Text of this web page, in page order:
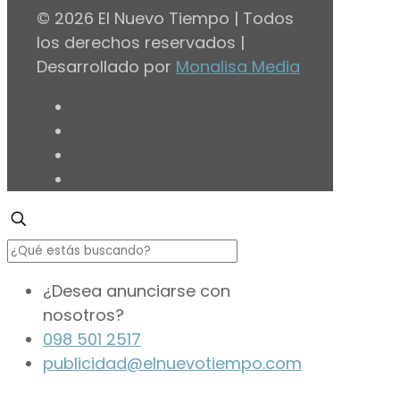
© 2026 El Nuevo Tiempo | Todos
los derechos reservados |
Desarrollado por Monalisa Media
¿Desea anunciarse con
nosotros?
098 501 2517
publicidad@elnuevotiempo.com